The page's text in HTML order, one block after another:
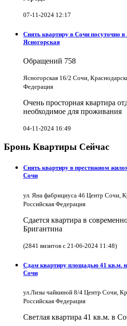
07-11-2024 12:17
Снять квартиру в Cочи посуточно
Ясногорская
Обращений 758
Ясногорская 16/2 Сочи,
Федерация
Очень просторная квартира
необходимое для проживания
04-11-2024 16:49
Бронь Квартиры Сейчас
Снять квартиру в престижном
Сочи
ул. Яна фабрициуса 4б Центр Сочи,
Российская Федерация
Сдается квартира в
Бригантина
(2841 визитов с 21-06-2024 11:48)
Сдам квартиру площадью 41 кв.м.
Сочи
ул.Лизы чайкиной 8/4 Центр Сочи,
Российская Федерация
Светлая квартира 41 кв.м. в